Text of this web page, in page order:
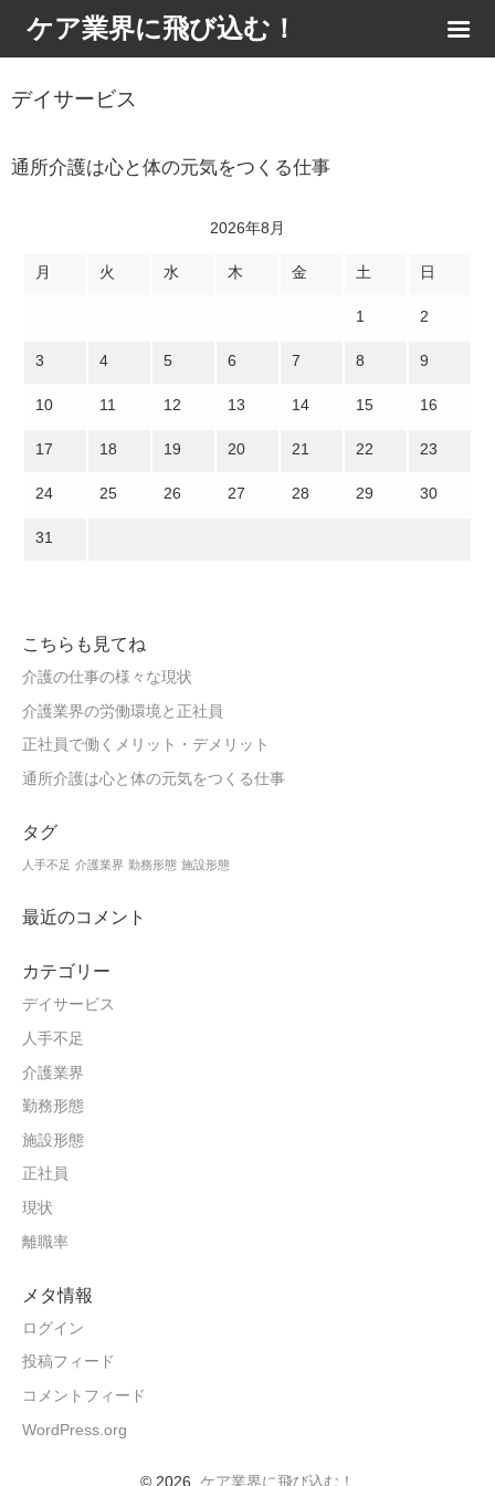
ケア業界に飛び込む！
デイサービス
通所介護は心と体の元気をつくる仕事
2026年8月
月 火 水 木 金 土 日
1 2
3 4 5 6 7 8 9
10 11 12 13 14 15 16
17 18 19 20 21 22 23
24 25 26 27 28 29 30
31
こちらも見てね
介護の仕事の様々な現状
介護業界の労働環境と正社員
正社員で働くメリット・デメリット
通所介護は心と体の元気をつくる仕事
タグ
人手不足 介護業界 勤務形態 施設形態
最近のコメント
カテゴリー
デイサービス
人手不足
介護業界
勤務形態
施設形態
正社員
現状
離職率
メタ情報
ログイン
投稿フィード
コメントフィード
WordPress.org
© 2026 ケア業界に飛び込む！